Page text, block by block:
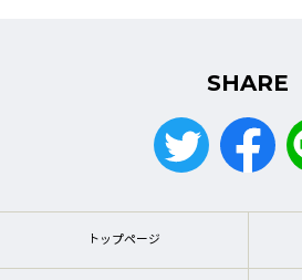
SHARE
トップページ